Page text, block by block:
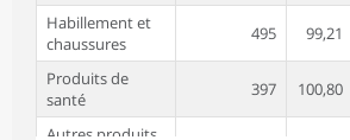
Habillement et
chaussures
495 99,21
Produits de
santé
397 100,80
Autres produits